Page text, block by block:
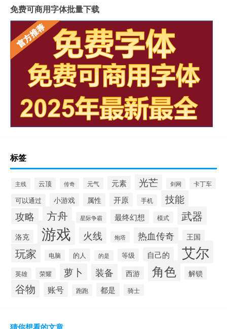
免费可商用字体批量下载
标签
主线 云顶 传奇 元气 元素 光芒 剑网 卡丁车
可以通过 小游戏 属性 开原 手机 技能
攻略 方舟 星际争霸 最终幻想 模式 武器
洛克 游戏 火线 炮塔 热血传奇 王国
玩家 电脑 的人 的是 等级 自己的 艾尔
英雄 荣耀 萝卜 装备 西游 角色 解锁
谷物 账号 跑跑 都是 骑士
猜你想看的文章